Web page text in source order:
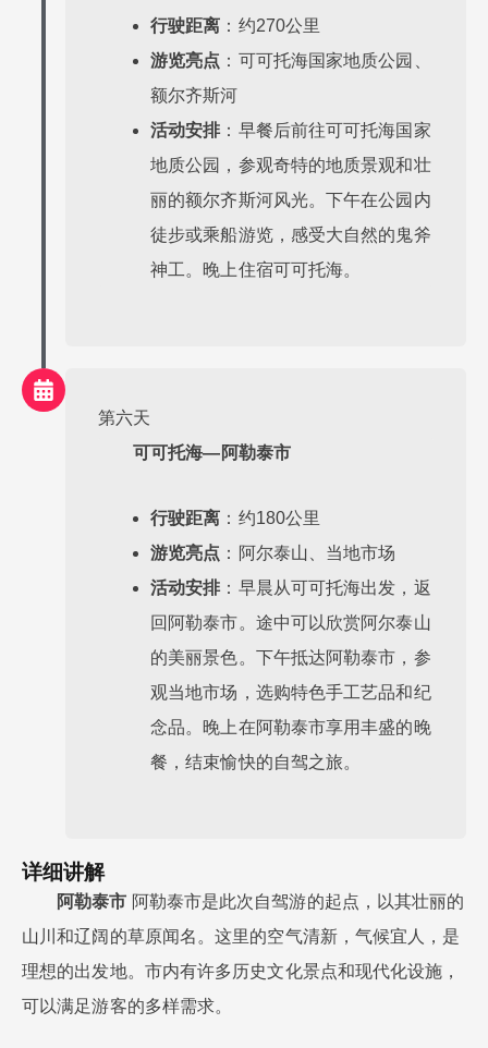
行驶距离 ：约270公里
游览亮点 ：可可托海国家地质公园、
额尔齐斯河
活动安排：早餐后前往可可托海国家
地质公园，参观奇特的地质景观和壮
丽的额尔齐斯河风光。下午在公园内
徒步或乘船游览，感受大自然的鬼斧
神工。晚上住宿可可托海。
第六天
可可托海—阿勒泰市
行驶距离 ：约180公里
游览亮点 ：阿尔泰山、当地市场
活动安排：早晨从可可托海出发，返
回阿勒泰市。途中可以欣赏阿尔泰山
的美丽景色。下午抵达阿勒泰市，参
观当地市场，选购特色手工艺品和纪
念品。晚上在阿勒泰市享用丰盛的晚
餐，结束愉快的自驾之旅。
详细讲解
阿勒泰市 阿勒泰市是此次自驾游的起点，以其壮丽的
山川和辽阔的草原闻名。这里的空气清新，气候宜人，是
理想的出发地。市内有许多历史文化景点和现代化设施，
可以满足游客的多样需求。